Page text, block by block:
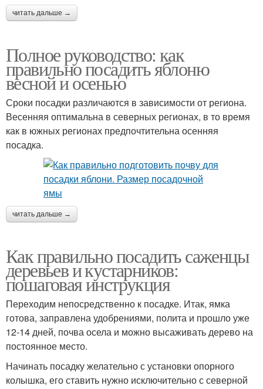
читать дальше →
Полное руководство: как
правильно посадить яблоню
весной и осенью
Сроки посадки различаются в зависимости от региона.
Весенняя оптимальна в северных регионах, в то время
как в южных регионах предпочтительна осенняя
посадка.
читать дальше →
Как правильно посадить саженцы
деревьев и кустарников:
пошаговая инструкция
Переходим непосредственно к посадке. Итак, ямка
готова, заправлена удобрениями, полита и прошло уже
12-14 дней, почва осела и можно высаживать дерево на
постоянное место.
Начинать посадку желательно с установки опорного
колышка, его ставить нужно исключительно с северной